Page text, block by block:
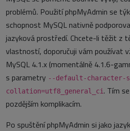
problémů. Použití phpMyAdmin se
schopnost MySQL nativně
jazyková prostředí. Chcete-li těžit z
vlastností, doporučuji vám používat
MySQL 4.1.x (momentálně 4.1.6-
s parametry --default-character-
collation=utf8_general_ci . Tím
pozdějším komplikacím.
Po spuštění phpMyAdmin si jako